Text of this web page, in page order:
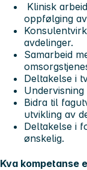
Klinisk
oppfølging
avdelinger.
Samarbeid
Deltakelse i
Bidra til
utvikling av
Deltakelse i
ønskelig.
Kva kompetanse